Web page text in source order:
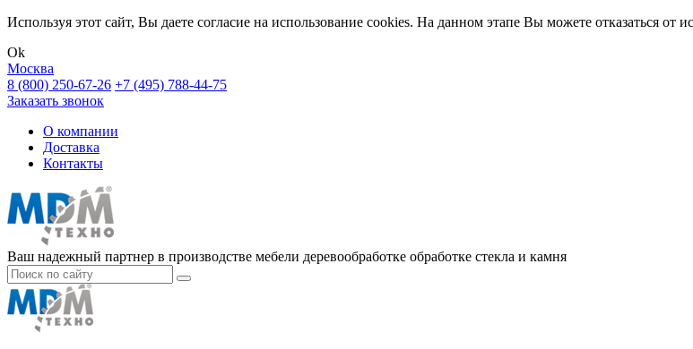
Используя этот сайт, Вы даете согласие на использование cookies. На данном этапе Вы можете отказаться от
Ok
Москва
8 (800) 250-67-26 +7 (495) 788-44-75
Заказать звонок
О компании
Доставка
Контакты
Ваш надежный партнер в производстве мебели деревообработке обработке стекла и камня